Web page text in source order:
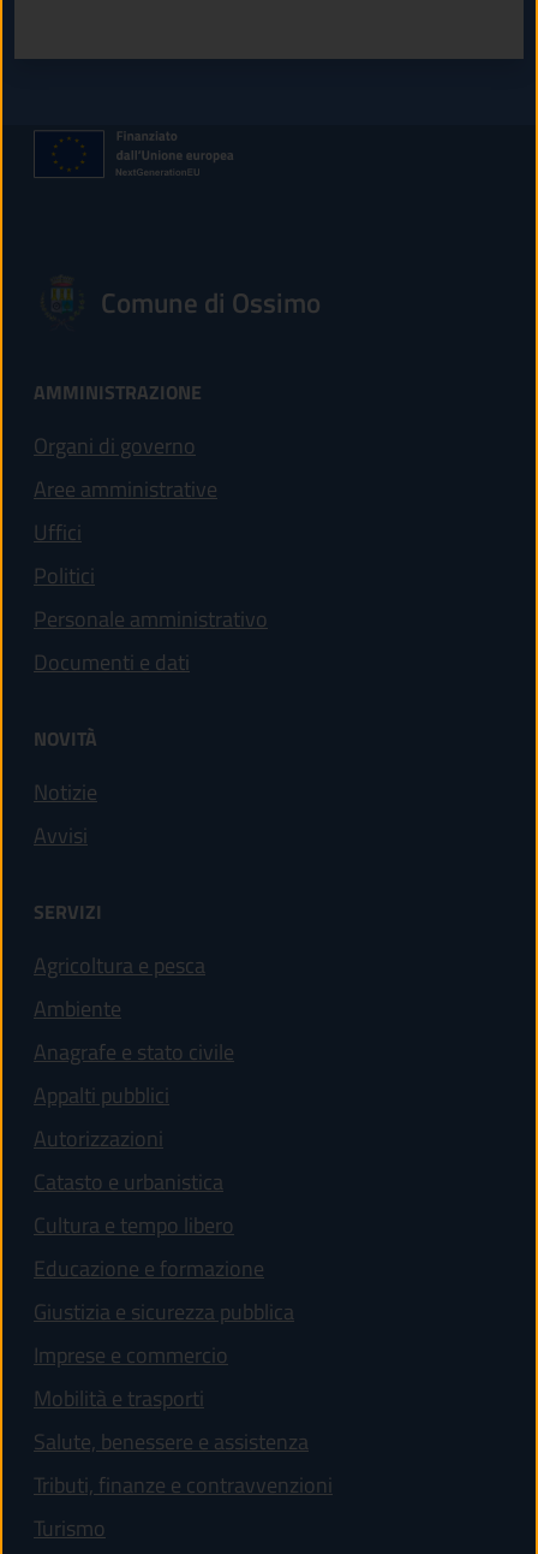
Comune di Ossimo
AMMINISTRAZIONE
Organi di governo
Aree amministrative
Uffici
Politici
Personale amministrativo
Documenti e dati
NOVITÀ
Notizie
Avvisi
SERVIZI
Agricoltura e pesca
Ambiente
Anagrafe e stato civile
Appalti pubblici
Autorizzazioni
Catasto e urbanistica
Cultura e tempo libero
Educazione e formazione
Giustizia e sicurezza pubblica
Imprese e commercio
Mobilità e trasporti
Salute, benessere e assistenza
Tributi, finanze e contravvenzioni
Turismo